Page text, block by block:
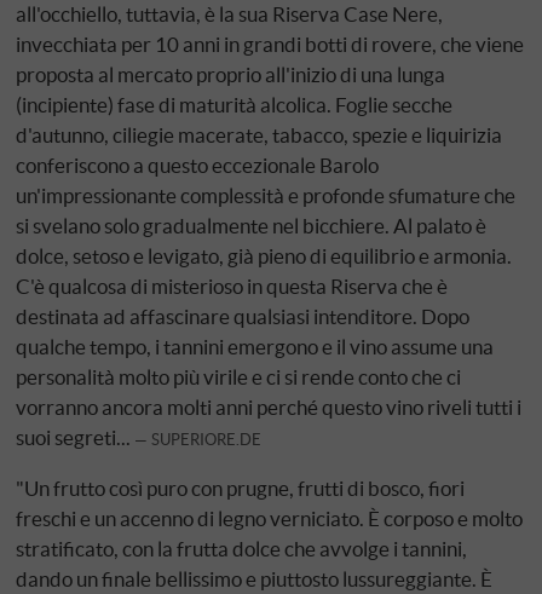
all'occhiello, tuttavia, è la sua Riserva Case Nere,
invecchiata per 10 anni in grandi botti di rovere, che viene
proposta al mercato proprio all'inizio di una lunga
(incipiente) fase di maturità alcolica. Foglie secche
d'autunno, ciliegie macerate, tabacco, spezie e liquirizia
conferiscono a questo eccezionale Barolo
un'impressionante complessità e profonde sfumature che
si svelano solo gradualmente nel bicchiere. Al palato è
dolce, setoso e levigato, già pieno di equilibrio e armonia.
C'è qualcosa di misterioso in questa Riserva che è
destinata ad affascinare qualsiasi intenditore. Dopo
qualche tempo, i tannini emergono e il vino assume una
personalità molto più virile e ci si rende conto che ci
vorranno ancora molti anni perché questo vino riveli tutti i
suoi segreti...
SUPERIORE.DE
"Un frutto così puro con prugne, frutti di bosco, fiori
freschi e un accenno di legno verniciato. È corposo e molto
stratificato, con la frutta dolce che avvolge i tannini,
dando un finale bellissimo e piuttosto lussureggiante. È